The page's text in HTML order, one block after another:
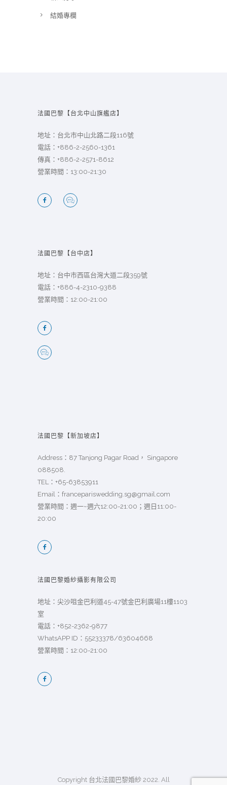
結婚專欄
法國巴黎【台北中山旗艦店】
地址：台北市中山北路二段116號
電話： +886-2-2560-1361
傳真：+886-2-2571-8612
營業時間：13:00-21:30
法國巴黎【台中店】
地址：台中市西區台灣大道二段359號
電話： +886-4-2310-9388
營業時間：12:00-21:00
法國巴黎【新加坡店】
Address：87 Tanjong Pagar Road， Singapore
088508.
TEL： +65-63853911
Email： francepariswedding.sg@gmail.com
營業時間：週一~週六12:00-21:00；週日11:00-
20:00
法國巴黎婚紗攝影有限公司
地址：尖沙咀金巴利道45-47號金巴利廣場11樓1103
室
電話： +852-2362-9877
WhatsAPP ID：55233378/63604668
營業時間：12:00-21:00
Copyright 台北法國巴黎婚紗 2022. All